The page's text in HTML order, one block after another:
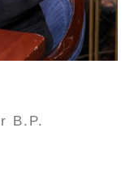
B.P.